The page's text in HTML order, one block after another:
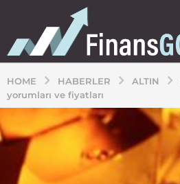
HOME HABERLER ALTIN
yorumları ve fiyatları